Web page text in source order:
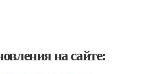
на сайте: